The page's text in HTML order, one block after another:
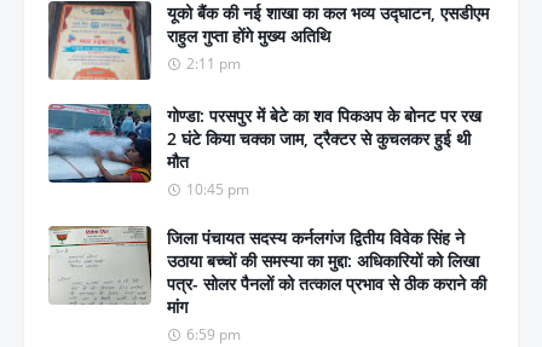
यूको बैंक की नई शाखा का कल भव्य उद्घाटन, एसडीएम
राहुल गुप्ता होंगे मुख्य अतिथि
2:11 pm
गोण्डा: परसपुर में बेटे का शव पिकअप के बोनट पर रख
2 घंटे किया चक्का जाम, ट्रैक्टर से कुचलकर हुई थी
मौत
10:45 pm
जिला पंचायत सदस्य कर्नलगंज द्वितीय विवेक सिंह ने
उठाया बच्चों की समस्या का मुद्दा: अधिकारियों को लिखा
पत्र- सोलर पैनलों को तत्काल प्रभाव से ठीक कराने की
मांग
6:59 pm